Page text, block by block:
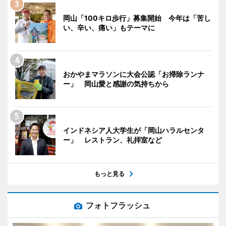
岡山「100キロ歩行」募集開始 今年は「苦し
い、辛い、痛い」もテーマに
おかやまマラソンに大会公認「お掃除ランナ
ー」 岡山愛と感謝の気持ちから
インドネシア人大学生が「岡山ハラルセンタ
ー」 レストラン、礼拝室など
もっと見る
フォトフラッシュ